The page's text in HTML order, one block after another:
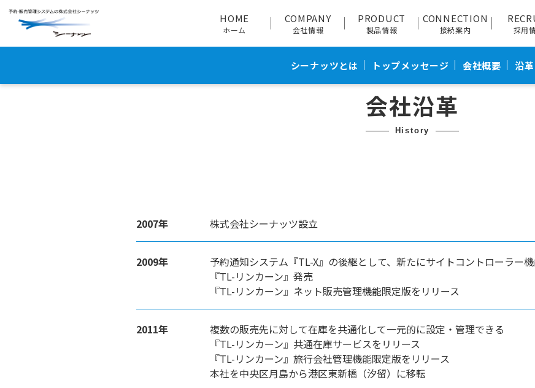
HOME
ホーム
COMPANY
会社情報
PRODUCT
製品情報
CONNECTION
接続案内 採用
シーナッツとは トップメッセージ 会社概要 沿革
HOME
会社沿革
history
2007年 株式会社シーナッツ設立
2009年
予約通知システム『TL-X』の後継として、新たにサイトコントローラー
『TL-リンカーン』発売
『TL-リンカーン』ネット販売管理機能限定版をリリース
2011年
複数の販売先に対して在庫を共通化して一元的に設定・管理できる
『TL-リンカーン』共通在庫サービスをリリース
『TL-リンカーン』旅行会社管理機能限定版をリリース
本社を中央区月島から港区東新橋（汐留）に移転